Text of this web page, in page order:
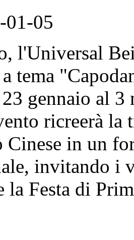
01-05
l'Universal
tema
gennaio al 3
ricreerà la
Cinese in un
invitando i
la Festa di